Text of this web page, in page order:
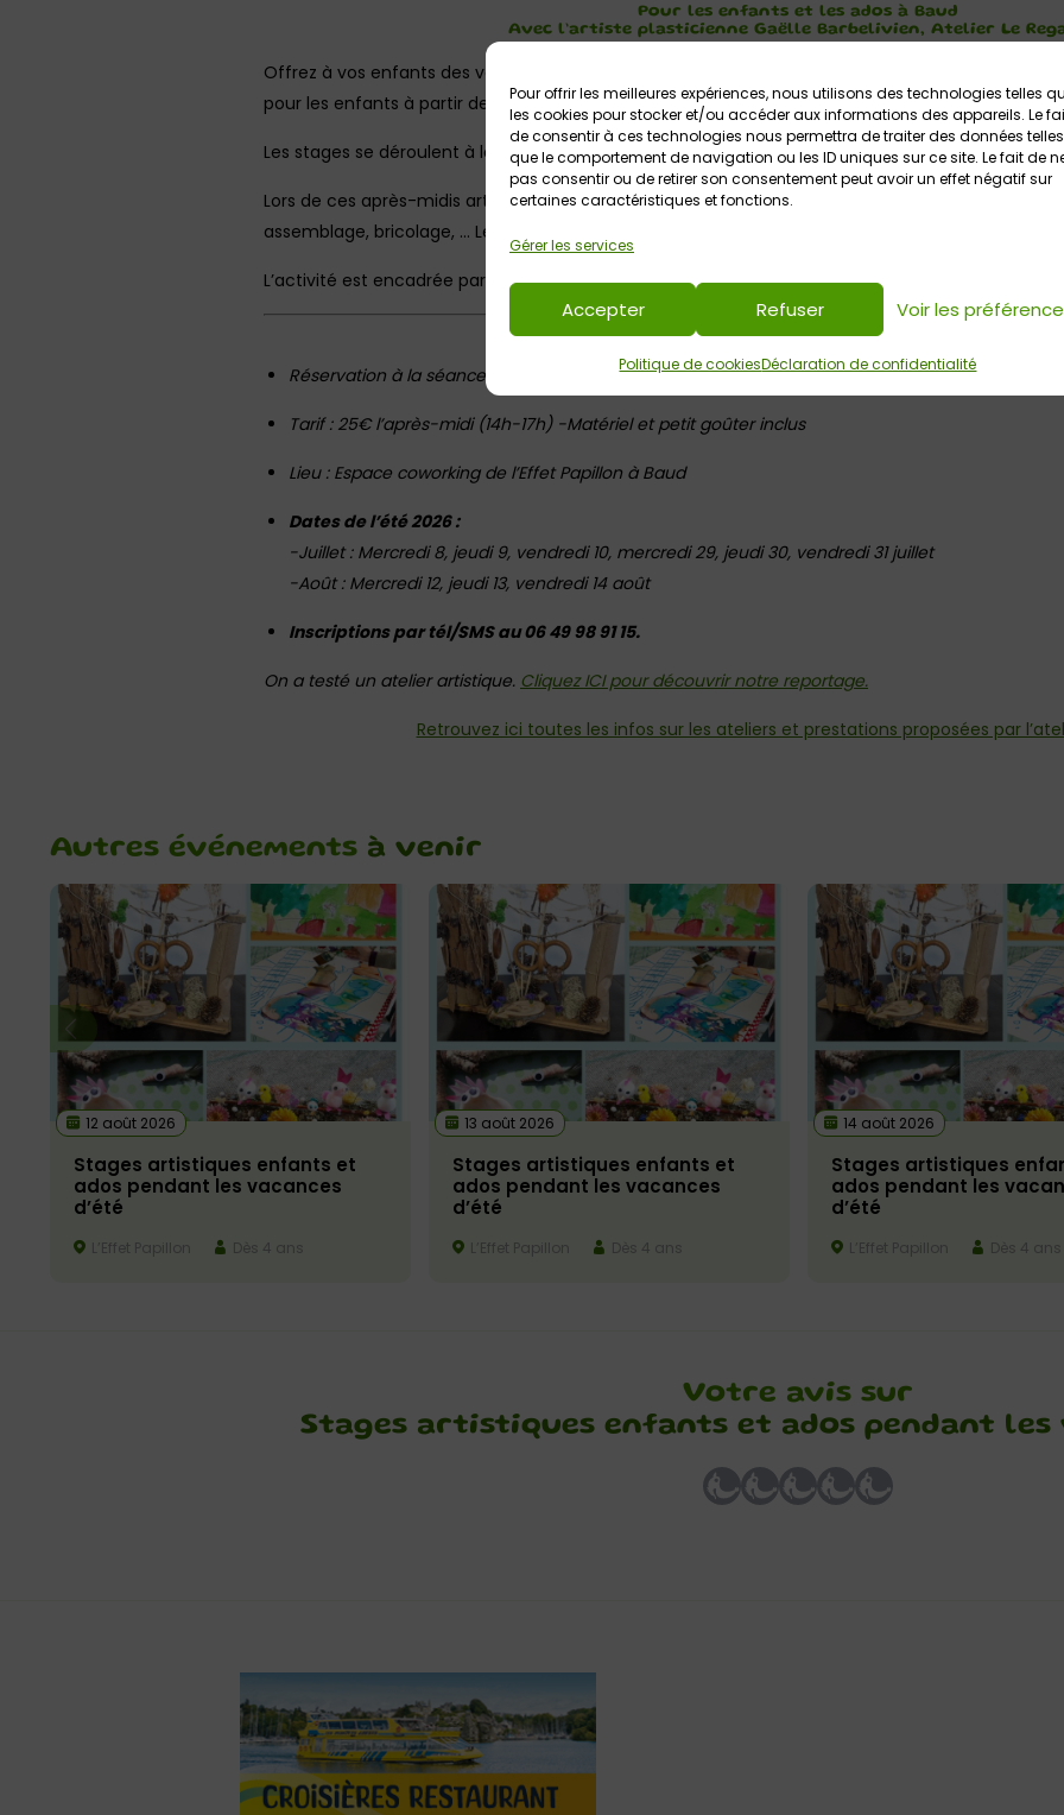
Pour offrir les meilleures expériences, nous utilisons des technologies telles
les cookies pour stocker et/ou accéder aux informations des appareils. Le
de consentir à ces technologies nous permettra de traiter des données telles
que le comportement de navigation ou les ID uniques sur ce site. Le fait de
pas consentir ou de retirer son consentement peut avoir un effet négatif sur
certaines caractéristiques et fonctions.
Gérer les services
Accepter Refuser Voir les
Politique de cookiesDéclaration de confidentialité
Pour les enfants et les ados à Baud
Avec l’artiste plasticienne Gaëlle Barbelivien, Atelier Le
Offrez à vos enfants des vacances créatives ! Cet été, l’artiste plasticienne Gaëlle Barbelivien
pour les enfants à partir de 4 ans (et les ados) !
Les stages se déroulent à la demi-journée, de 14h à 17h (goûter inclus).
Lors de ces après-midis artistiques, les enfants auront le plaisir de découvrir de multiples
assemblage, bricolage, … Les enfants sont invités à lâcher prise et à laisser place à leur créativité.
L’activité est encadrée par une artiste professionnelle.
Réservation à la séance (pour une ou plusieurs dates)
Tarif : 25€ l’après-midi (14h-17h) -Matériel et petit goûter inclus
Lieu : Espace coworking de l’Effet Papillon à Baud
Dates de l’été 2026 :
-Juillet : Mercredi 8, jeudi 9, vendredi 10, mercredi 29, jeudi 30, vendredi 31 juillet
-Août : Mercredi 12, jeudi 13, vendredi 14 août
Inscriptions par tél/SMS au 06 49 98 91 15.
On a testé un atelier artistique. Cliquez ICI pour découvrir notre reportage.
Retrouvez ici toutes les infos sur les ateliers et prestations proposées par
Autres événements à venir
12 août 2026
Stages artistiques enfants et
ados pendant les vacances
d’été
L’Effet Papillon Dès 4 ans
13 août 2026
Stages artistiques enfants et
ados pendant les vacances
d’été
L’Effet Papillon Dès 4 ans
14 août 2026
Stages artistiques
ados pendant les
d’été
L’Effet Papillon Dès 4 ans
Votre avis sur
Stages artistiques enfants et ados pendant les